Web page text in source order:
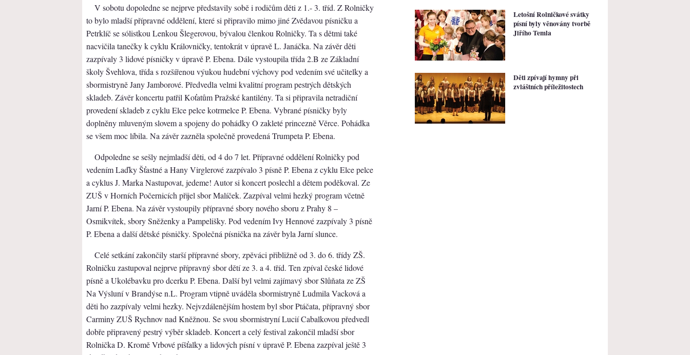
V sobotu dopoledne se nejprve představily sobě i rodičům děti z 1.- 3. tříd. Z Rolničky
to bylo mladší přípravné oddělení, které si připravilo mimo jiné Zvědavou písničku a
Petrklíč se sólistkou Lenkou Šlegerovou, bývalou členkou Rolničky. Ta s dětmi také
nacvičila tanečky k cyklu Královničky, tentokrát v úpravě L. Janáčka. Na závěr děti
zazpívaly 3 lidové písničky v úpravě P. Ebena. Dále vystoupila třída 2.B ze Základní
školy Švehlova, třída s rozšířenou výukou hudební výchovy pod vedením své učitelky a
sbormistryně Jany Jamborové. Předvedla velmi kvalitní program pestrých dětských
skladeb. Závěr koncertu patřil Koťatům Pražské kantilény. Ta si připravila netradiční
provedení skladeb z cyklu Elce pelce kotrmelce P. Ebena. Vybrané písničky byly
doplněny mluveným slovem a spojeny do pohádky O zakleté princezně Věrce. Pohádka
se všem moc líbila. Na závěr zazněla společně provedená Trumpeta P. Ebena.
Odpoledne se sešly nejmladší děti, od 4 do 7 let. Přípravné oddělení Rolničky pod
vedením Laďky Šťastné a Hany Virglerové zazpívalo 3 písně P. Ebena z cyklu Elce pelce
a cyklus J. Marka Nastupovat, jedeme! Autor si koncert poslechl a dětem poděkoval. Ze
ZUŠ v Horních Počernicích přijel sbor Malíček. Zazpíval velmi hezký program včetně
Jarní P. Ebena. Na závěr vystoupily přípravné sbory nového sboru z Prahy 8 –
Osmikvítek, sbory Sněženky a Pampelišky. Pod vedením Ivy Hennové zazpívaly 3 písně
P. Ebena a další dětské písničky. Společná písnička na závěr byla Jarní slunce.
Celé setkání zakončily starší přípravné sbory, zpěváci přibližně od 3. do 6. třídy ZŠ.
Rolničku zastupoval nejprve přípravný sbor dětí ze 3. a 4. tříd. Ten zpíval české lidové
písně a Ukolébavku pro dcerku P. Ebena. Další byl velmi zajímavý sbor Slůňata ze ZŠ
Na Výsluní v Brandýse n.L. Program vtipně uváděla sbormistryně Ludmila Vacková a
děti ho zazpívaly velmi hezky. Nejvzdálenějším hostem byl sbor Ptáčata, přípravný sbor
Carminy ZUŠ Rychnov nad Kněžnou. Se svou sbormistryní Lucií Cabalkovou předvedl
dobře připravený pestrý výběr skladeb. Koncert a celý festival zakončil mladší sbor
Rolnička D. Kromě Vrbové píšťalky a lidových písní v úpravě P. Ebena zazpíval ještě 3
Letošní Rolničkové svátky
písní byly věnovány tvorbě
Jiřího Temla
Děti zpívají hymny při
zvláštních příležitostech